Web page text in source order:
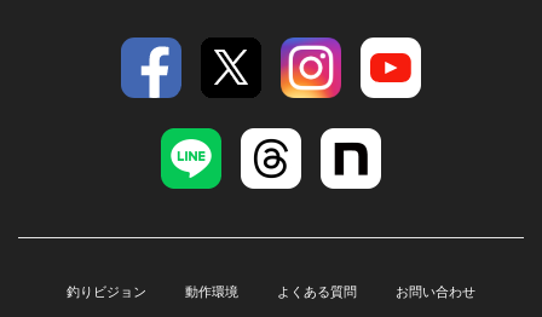
釣りビジョン 動作環境 よくある質問 お問い合わせ